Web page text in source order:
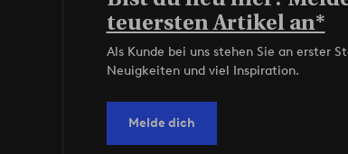
teuersten Artikel an*
Als Kunde bei uns stehen Sie an erster
Neuigkeiten und viel Inspiration.
Melde dich